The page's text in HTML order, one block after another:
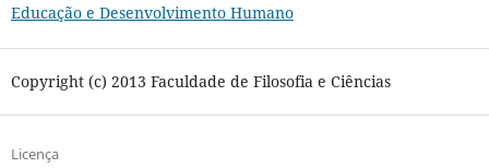
Educação e Desenvolvimento Humano
Copyright (c) 2013 Faculdade de Filosofia e Ciências
Licença